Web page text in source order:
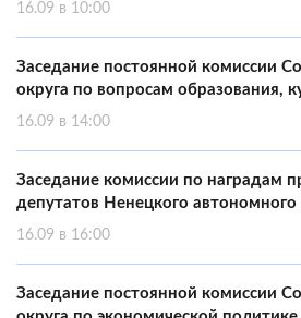
16.09 в 10:00
Заседание постоянной комиссии
округа по вопросам образования,
16.09 в 14:00
Заседание комиссии по наградам
депутатов Ненецкого автономного
16.09 в 16:00
Заседание постоянной комиссии